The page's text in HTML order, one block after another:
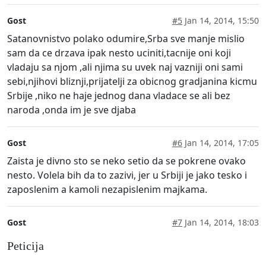
Gost #5 Jan 14, 2014, 15:50
Satanovnistvo polako odumire,Srba sve manje mislio
sam da ce drzava ipak nesto uciniti,tacnije oni koji
vladaju sa njom ,ali njima su uvek naj vazniji oni sami
sebi,njihovi bliznji,prijatelji za obicnog gradjanina kicmu
Srbije ,niko ne haje jednog dana vladace se ali bez
naroda ,onda im je sve djaba
Gost #6 Jan 14, 2014, 17:05
Zaista je divno sto se neko setio da se pokrene ovako
nesto. Volela bih da to zazivi, jer u Srbiji je jako tesko i
zaposlenim a kamoli nezapislenim majkama.
Gost #7 Jan 14, 2014, 18:03
Peticija